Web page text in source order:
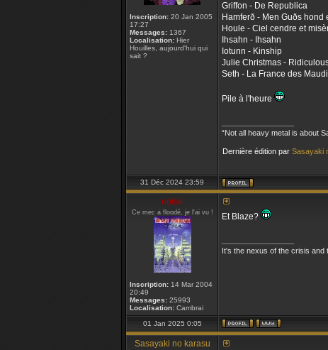
Inscription: 20 Jan 2005
17:27
Messages: 1367
Localisation: Hier
Houilles, aujourd'hui qui
sait ?
Griffon - De Republica
Hamferð - Men Guðs hond
Houle - Ciel cendre et
Ihsahn - Ihsahn
Iotunn - Kinship
Julie Christmas -
Seth - La France des
Pile à l'heure
“Not all heavy metal is about
Dernière édition par Sasayaki
31 Déc 2024 23:59
noise
Ce mec a floodé, je l'ai vu !
Inscription: 14 Mar 2004
20:49
Messages: 25993
Localisation: Cambrai
Et Blaze?
It's the nexus of the crisis and
01 Jan 2025 0:05
Sasayaki no karasu